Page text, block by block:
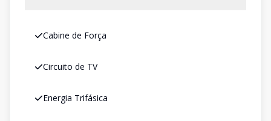
Cabine de Força
Circuito de TV
Energia Trifásica